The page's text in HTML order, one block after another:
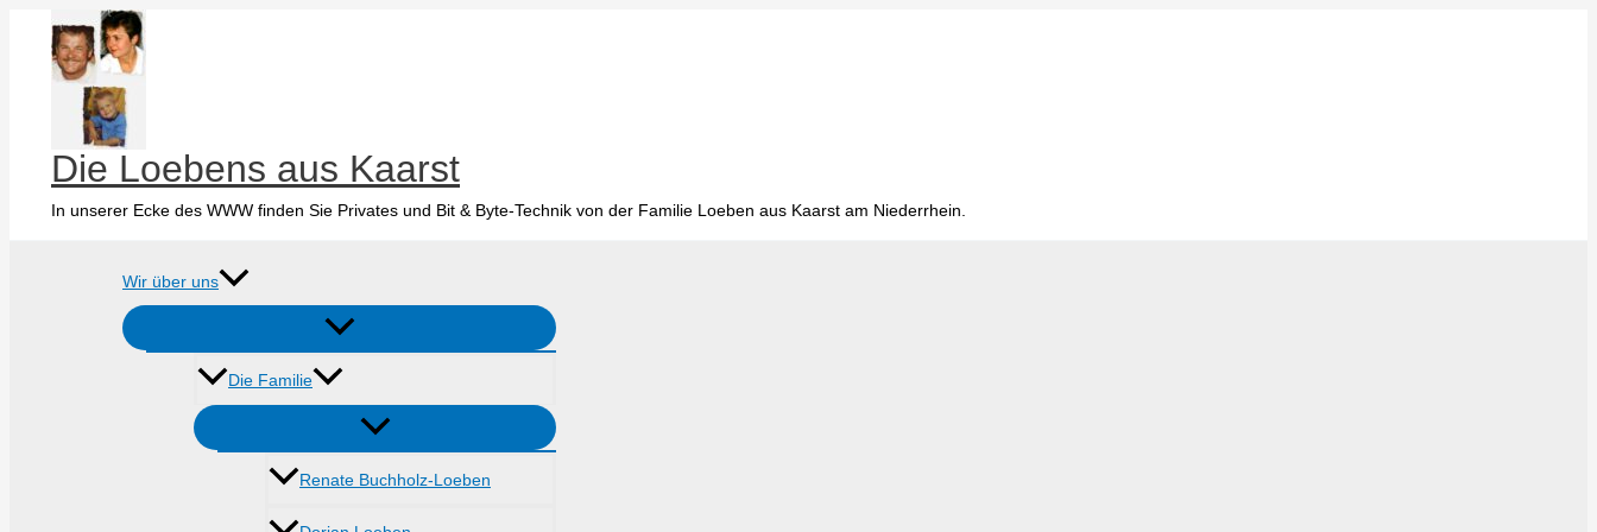
springen
Die Loebens aus Kaarst
In unserer Ecke des WWW finden Sie Privates und Bit & Byte-Technik von der Familie Loeben aus Kaarst am Niederrhein.
Wir über uns
Die Familie
Renate Buchholz-Loeben